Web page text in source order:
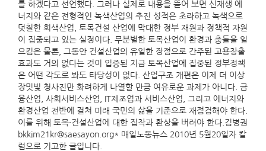
를 하겠다고 선언했다. 그러나 실제로 내용을 뜯어 보면 신재생 에
너지와 같은 전형적인 녹색산업의 추진 성적은 초라하고 녹색으로
덧칠한 회색산업, 토목건설 산업에 막대한 정부 재원과 정책적 자원
이 집중되고 있는 실정이다. 무분별한 토목산업이 환경과 충돌을 일
으킴은 물론, 그동안 건설산업의 유일한 장점으로 간주된 고용창출
효과도 거의 없다는 것이 입증된 지금 토목산업에 집중된 정부정책
은 어떤 각도로 봐도 타당성이 없다. 산업구조 개편은 이제 더 이상
장밋빛 청사진만 화려하게 나열할 만큼 여유로운 과제가 아니다. 금
융산업, 사회서비스산업, IT제조업과 서비스산업, 그리고 에너지와
환경산업 전반에 걸쳐 미래 국민의 삶을 기준으로 재점검해야 한다.
이를 위해 토목·건설산업에 대한 집착과 환상을 버려야 한다.김병권
bkkim21kr@saesayon.org* 매일노동뉴스 2010년 5월20일자 칼
럼으로 기고한 글입니다.